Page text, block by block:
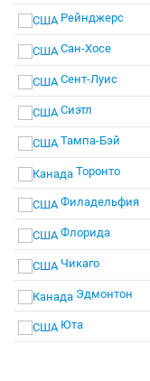
Рейнджерс
Сан-Хосе
Сент-Луис
Сиэтл
Тампа-Бэй
Торонто
Филадельфия
Флорида
Чикаго
Эдмонтон
Юта